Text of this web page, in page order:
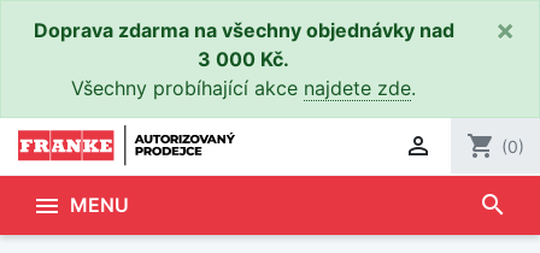
Doprava zdarma na všechny objednávky nad
3 000 Kč.
Všechny probíhající akce najdete zde.
×
 shopping_cart (0)
 MENU search